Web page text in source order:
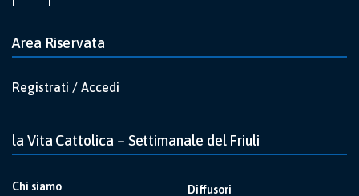
Area Riservata
Registrati / Accedi
la Vita Cattolica – Settimanale del Friuli
Chi siamo Diffusori